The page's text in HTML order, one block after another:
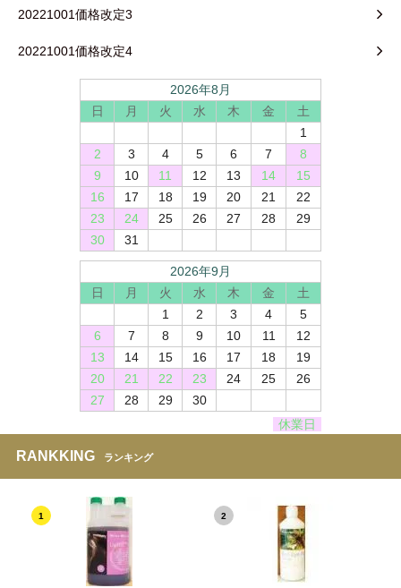
20221001価格改定3
20221001価格改定4
2026年8月
日
月 火 水 木 金
土
1
2
3 4 5 6 7
8
9
10 11 12 13 14
15
16
17 18 19 20 21
22
23
24 25 26 27 28
29
30
31
2026年9月
日
月 火 水 木 金
土
1
2 3 4
5
6
7 8 9 10 11
12
13
14 15 16 17 18
19
20
21 22 23 24 25
26
27
28 29
30
休業日
RANKKING ランキング
1 2